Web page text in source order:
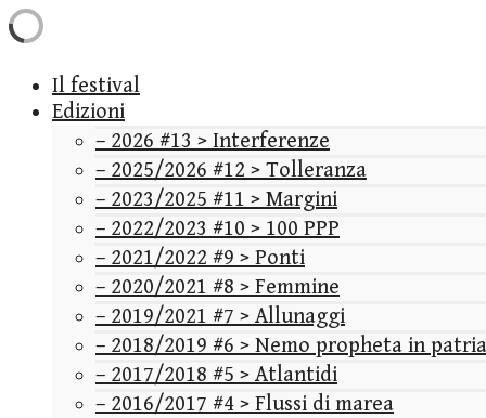
Il festival
Edizioni
– 2026 #13 > Interferenze
– 2025/2026 #12 > Tolleranza
– 2023/2025 #11 > Margini
– 2022/2023 #10 > 100 PPP
– 2021/2022 #9 > Ponti
– 2020/2021 #8 > Femmine
– 2019/2021 #7 > Allunaggi
– 2018/2019 #6 > Nemo propheta in patria
– 2017/2018 #5 > Atlantidi
– 2016/2017 #4 > Flussi di marea